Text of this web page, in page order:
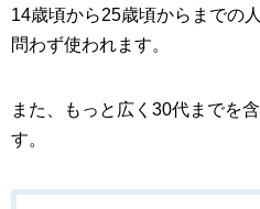
14歳頃から25歳頃からまでの
問わず使われます。
また、もっと広く30代までを
す。